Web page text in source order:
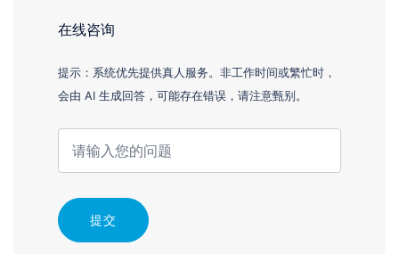
在线咨询
提示：系统优先提供真人服务。非工作时间或繁忙时，
会由 AI 生成回答，可能存在错误，请注意甄别。
提交